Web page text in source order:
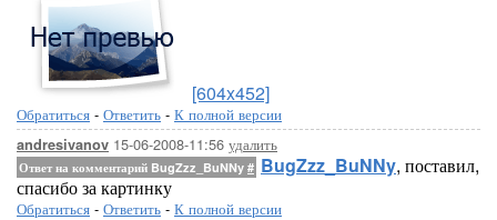
[604x452]
Обратиться - Ответить - К полной версии
andresivanov 15-06-2008-11:56 удалить
Ответ на комментарий BugZzz_BuNNy # BugZzz_BuNNy, поставил,
спасибо за картинку
Обратиться - Ответить - К полной версии